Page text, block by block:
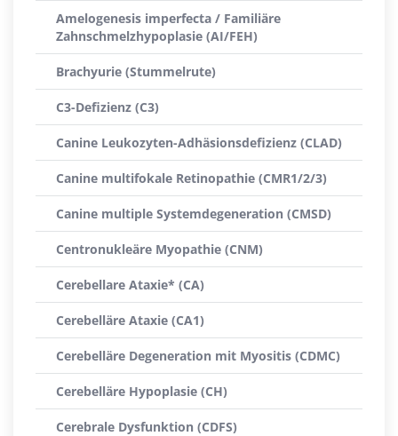
Amelogenesis imperfecta / Familiäre
Zahnschmelzhypoplasie (AI/FEH)
Brachyurie (Stummelrute)
C3-Defizienz (C3)
Canine Leukozyten-Adhäsionsdefizienz (CLAD)
Canine multifokale Retinopathie (CMR1/2/3)
Canine multiple Systemdegeneration (CMSD)
Centronukleäre Myopathie (CNM)
Cerebellare Ataxie* (CA)
Cerebelläre Ataxie (CA1)
Cerebelläre Degeneration mit Myositis (CDMC)
Cerebelläre Hypoplasie (CH)
Cerebrale Dysfunktion (CDFS)